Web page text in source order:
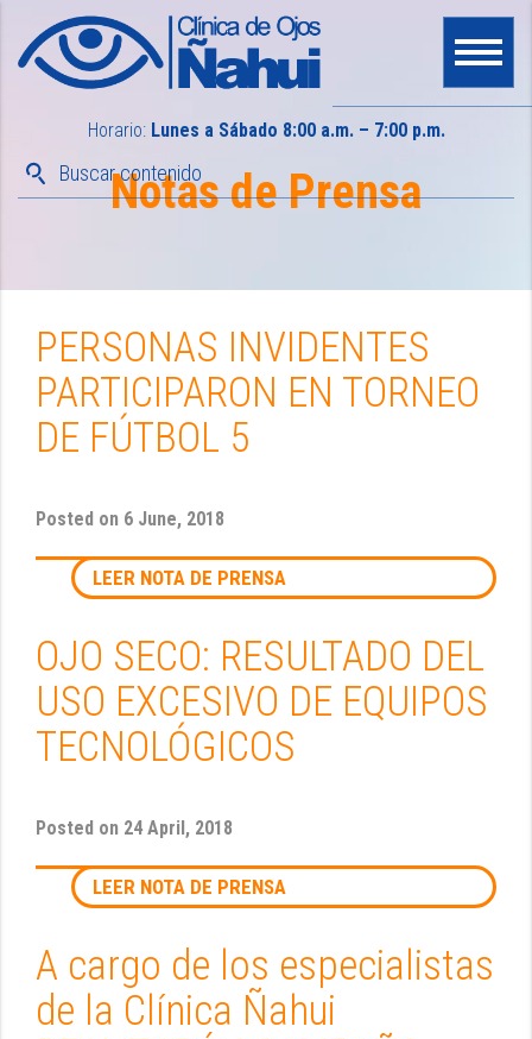
Horario: Lunes a Sábado 8:00 a.m. – 7:00 p.m.
Notas de Prensa
PERSONAS INVIDENTES
PARTICIPARON EN TORNEO
DE FÚTBOL 5
Posted on 6 June, 2018
LEER NOTA DE PRENSA
OJO SECO: RESULTADO DEL
USO EXCESIVO DE EQUIPOS
TECNOLÓGICOS
Posted on 24 April, 2018
LEER NOTA DE PRENSA
A cargo de los especialistas
de la Clínica Ñahui